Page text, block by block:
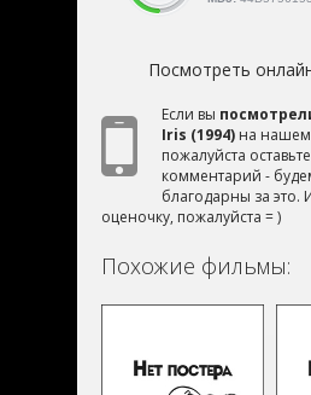
Посмотреть
Если вы
Iris (1994) на нашем
пожалуйста
комментарий -
благодарны за это.
оценочку, пожалуйста = )
Похожие фильмы: